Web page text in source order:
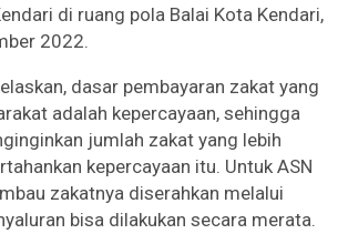
di ruang pola Balai Kota Kendari,
2022.
dasar pembayaran zakat yang
adalah kepercayaan, sehingga
jumlah zakat yang lebih
kepercayaan itu. Untuk ASN
zakatnya diserahkan melalui
bisa dilakukan secara merata.